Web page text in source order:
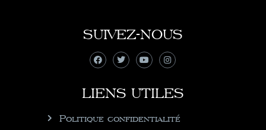
SUIVEZ-NOUS
LIENS UTILES
Politique confidentialité